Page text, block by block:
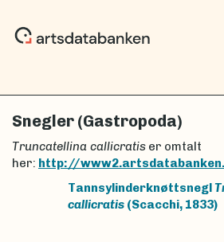
Snegler (Gastropoda)
Truncatellina callicratis er omtalt
her: http://
Tannsylinderknøttsnegl
callicratis (Scacchi, 1833)